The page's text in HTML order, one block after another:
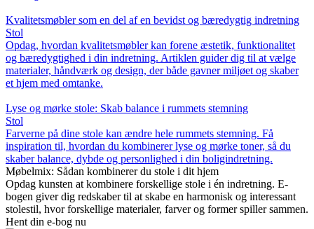
Kvalitetsmøbler som en del af en bevidst og bæredygtig indretning
Stol
Opdag, hvordan kvalitetsmøbler kan forene æstetik, funktionalitet
og bæredygtighed i din indretning. Artiklen guider dig til at vælge
materialer, håndværk og design, der både gavner miljøet og skaber
et hjem med omtanke.
Lyse og mørke stole: Skab balance i rummets stemning
Stol
Farverne på dine stole kan ændre hele rummets stemning. Få
inspiration til, hvordan du kombinerer lyse og mørke toner, så du
skaber balance, dybde og personlighed i din boligindretning.
Møbelmix: Sådan kombinerer du stole i dit hjem
Opdag kunsten at kombinere forskellige stole i én indretning. E-
bogen giver dig redskaber til at skabe en harmonisk og interessant
stolestil, hvor forskellige materialer, farver og former spiller sammen.
Hent din e-bog nu